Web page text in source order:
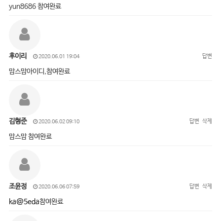
yun8686 참여완료
후이리 2020.06.01 19:04 답변
맘스맘아이디,참여완료
김형준 2020.06.02 09:10 답변 삭제
맘스맘 참여완료
조윤정 2020.06.06 07:59 답변 삭제
ka@5eda참여완료